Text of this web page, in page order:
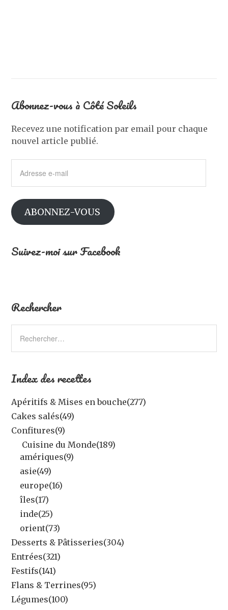
Abonnez-vous à Côté Soleils
Recevez une notification par email pour chaque
nouvel article publié.
mail
ABONNEZ-VOUS
Suivez-moi sur Facebook
Rechercher
Index des recettes
Apéritifs & Mises en bouche(277)
Cakes salés(49)
Confitures(9)
Cuisine du Monde(189)
amériques(9)
asie(49)
europe(16)
îles(17)
inde(25)
orient(73)
Desserts & Pâtisseries(304)
Entrées(321)
Festifs(141)
Flans & Terrines(95)
Légumes(100)